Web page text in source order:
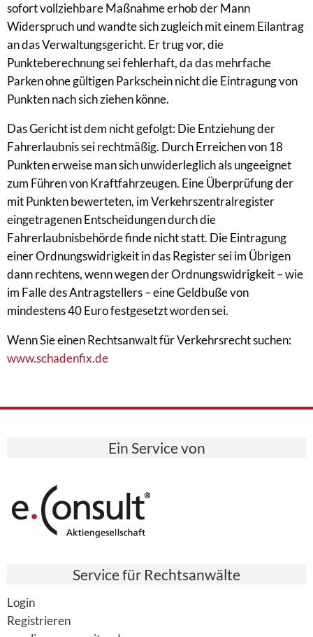
sofort vollziehbare Maßnahme erhob der Mann
Widerspruch und wandte sich zugleich mit einem Eilantrag
an das Verwaltungsgericht. Er trug vor, die
Punkteberechnung sei fehlerhaft, da das mehrfache
Parken ohne gültigen Parkschein nicht die Eintragung von
Punkten nach sich ziehen könne.
Das Gericht ist dem nicht gefolgt: Die Entziehung der
Fahrerlaubnis sei rechtmäßig. Durch Erreichen von 18
Punkten erweise man sich unwiderleglich als ungeeignet
zum Führen von Kraftfahrzeugen. Eine Überprüfung der
mit Punkten bewerteten, im Verkehrszentralregister
eingetragenen Entscheidungen durch die
Fahrerlaubnisbehörde finde nicht statt. Die Eintragung
einer Ordnungswidrigkeit in das Register sei im Übrigen
dann rechtens, wenn wegen der Ordnungswidrigkeit – wie
im Falle des Antragstellers – eine Geldbuße von
mindestens 40 Euro festgesetzt worden sei.
Wenn Sie einen Rechtsanwalt für Verkehrsrecht suchen:
www.schadenfix.de
Ein Service von
Service für Rechtsanwälte
Login
Registrieren